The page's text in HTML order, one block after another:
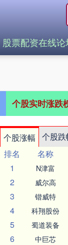
股票配资在线论
个股实时涨跌
个股涨幅 个股跌
排名
名称
1
N津富
2 威尔高
3 锴威特
4 科翔股份
5 蜀道装备
6 中巨芯